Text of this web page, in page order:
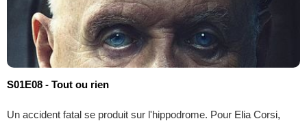
S01E08 - Tout ou rien
Un accident fatal se produit sur l'hippodrome. Pour Elia Corsi,